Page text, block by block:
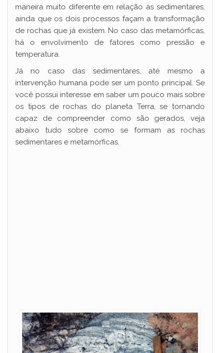
maneira muito diferente em relação às sedimentares,
ainda que os dois processos façam a transformação
de rochas que já existem. No caso das metamórficas,
há o envolvimento de fatores como pressão e
temperatura.
Já no caso das sedimentares, até mesmo a
intervenção humana pode ser um ponto principal. Se
você possui interesse em saber um pouco mais sobre
os tipos de rochas do planeta Terra, se tornando
capaz de compreender como são gerados, veja
abaixo tudo sobre como se formam as rochas
sedimentares e metamórficas.